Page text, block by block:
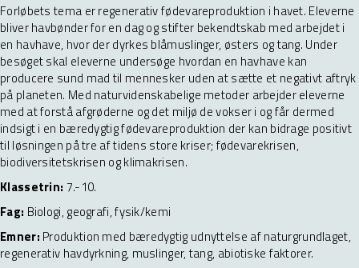
Forløbets tema er regenerativ fødevareproduktion i havet. Eleverne
bliver havbønder for en dag og stifter bekendtskab med arbejdet i
en havhave, hvor der dyrkes blåmuslinger, østers og tang. Under
besøget skal eleverne undersøge hvordan en havhave kan
producere sund mad til mennesker uden at sætte et negativt aftryk
på planeten. Med naturvidenskabelige metoder arbejder eleverne
med at forstå afgrøderne og det miljø de vokser i og får dermed
indsigt i en bæredygtig fødevareproduktion der kan bidrage positivt
til løsningen på tre af tidens store kriser; fødevarekrisen,
biodiversitetskrisen og klimakrisen.
Klassetrin: 7.-10.
Fag: Biologi, geografi, fysik/kemi
Emner: Produktion med bæredygtig udnyttelse af naturgrundlaget,
regenerativ havdyrkning, muslinger, tang, abiotiske faktorer.